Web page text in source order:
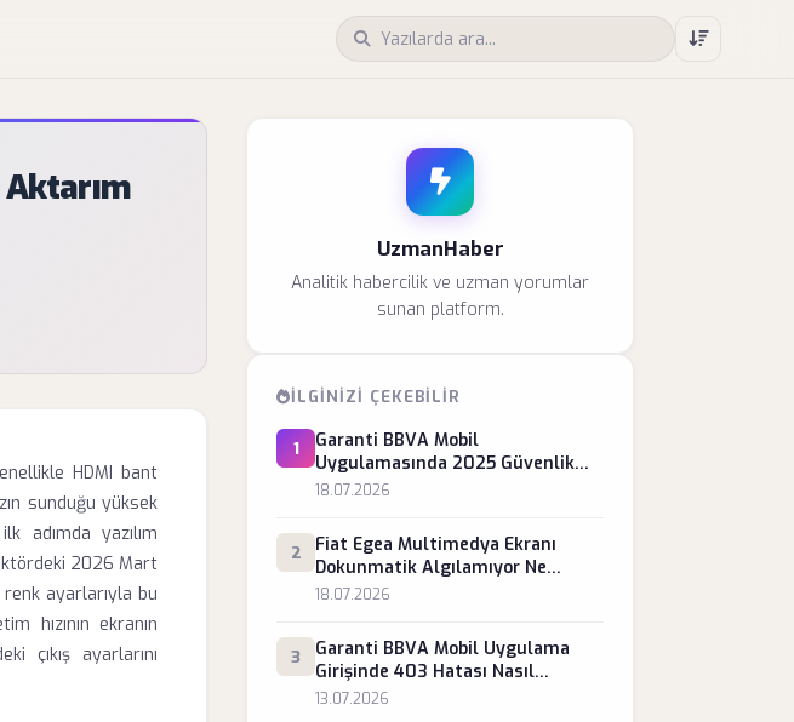
HDMI bant
sunduğu yüksek
adımda yazılım
2026 Mart
ayarlarıyla bu
hızının ekranın
çıkış ayarlarını
UzmanHaber
Analitik habercilik ve uzman yorumlar
sunan platform.
İLGINIZI ÇEKEBILIR
1
Garanti BBVA Mobil
Uygulamasında 2025 Güvenlik
Sertifikası Hatası
18.07.2026
2
Fiat Egea Multimedya Ekranı
Dokunmatik Algılamıyor Ne
Yapmalı?
18.07.2026
3
Garanti BBVA Mobil Uygulama
Girişinde 403 Hatası Nasıl
Giderilir?
13.07.2026